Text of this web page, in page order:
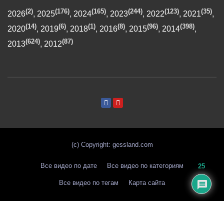
2026(2), 2025(176), 2024(165), 2023(244), 2022(123), 2021(35),
2020(14), 2019(6), 2018(1), 2016(8), 2015(96), 2014(398),
2013(624), 2012(87)
(с) Copyright: gessland.com
Все видео по дате Все видео по категориям
Все видео по тегам Карта сайта
25